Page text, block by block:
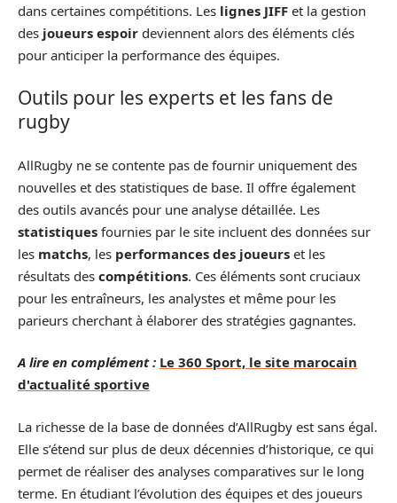
dans certaines compétitions. Les lignes JIFF et la gestion
des joueurs espoir deviennent alors des éléments clés
pour anticiper la performance des équipes.
Outils pour les experts et les fans de
rugby
AllRugby ne se contente pas de fournir uniquement des
nouvelles et des statistiques de base. Il offre également
des outils avancés pour une analyse détaillée. Les
statistiques fournies par le site incluent des données sur
les matchs, les performances des joueurs et les
résultats des compétitions. Ces éléments sont cruciaux
pour les entraîneurs, les analystes et même pour les
parieurs cherchant à élaborer des stratégies gagnantes.
A lire en complément : Le 360 Sport, le site marocain
d'actualité sportive
La richesse de la base de données d’AllRugby est sans égal.
Elle s’étend sur plus de deux décennies d’historique, ce qui
permet de réaliser des analyses comparatives sur le long
terme. En étudiant l’évolution des équipes et des joueurs